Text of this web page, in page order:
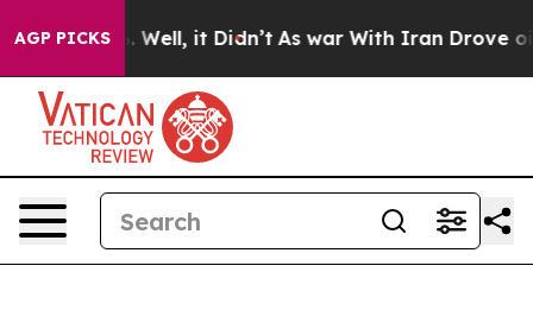
AGP PICKS
40%. Well, it Didn’t As war With Iran Drove oil